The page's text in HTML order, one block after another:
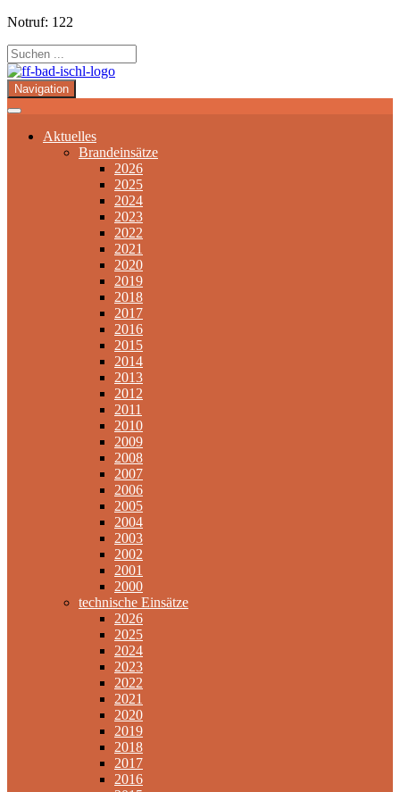
Notruf: 122
Navigation
Aktuelles
Brandeinsätze
2026
2025
2024
2023
2022
2021
2020
2019
2018
2017
2016
2015
2014
2013
2012
2011
2010
2009
2008
2007
2006
2005
2004
2003
2002
2001
2000
technische Einsätze
2026
2025
2024
2023
2022
2021
2020
2019
2018
2017
2016